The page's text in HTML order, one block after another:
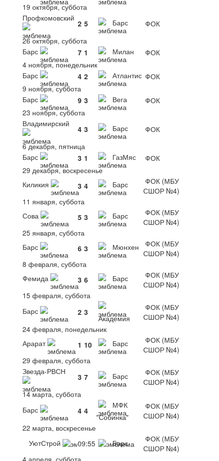
19 октября, суббота
Профкомовский
2 5 Барс
ФОК
26 октября, суббота
Барс
7 1 Милан
ФОК
4 ноября, понедельник
Барс
4 2 Атлантис ФОК
9 ноября, суббота
Барс
9 3 Вега
ФОК
23 ноября, суббота
Владимирский
4 3 Барс
ФОК
6 декабря, пятница
Барс
3 1 ГазМяс
ФОК
29 декабря, воскресенье
Киликия
3 4 Барс
ФОК (МБУ
СШОР №4)
11 января, суббота
Сова
5 3 Барс
ФОК (МБУ
СШОР №4)
25 января, суббота
Барс
6 3 Мюнхен
ФОК (МБУ
СШОР №4)
8 февраля, суббота
Фемида
3 6 Барс
ФОК (МБУ
СШОР №4)
15 февраля, суббота
Барс
2 3
Академия
ФОК (МБУ
СШОР №4)
24 февраля, понедельник
Арарат
1 10 Барс
ФОК (МБУ
СШОР №4)
29 февраля, суббота
Звезда-РВСН
3 7 Барс
ФОК (МБУ
СШОР №4)
14 марта, суббота
Барс
4 4
МФК
"Собинка"
ФОК (МБУ
СШОР №4)
22 марта, воскресенье
УютСтрой
09:55 Барс
ФОК (МБУ
СШОР №4)
4 апреля, суббота